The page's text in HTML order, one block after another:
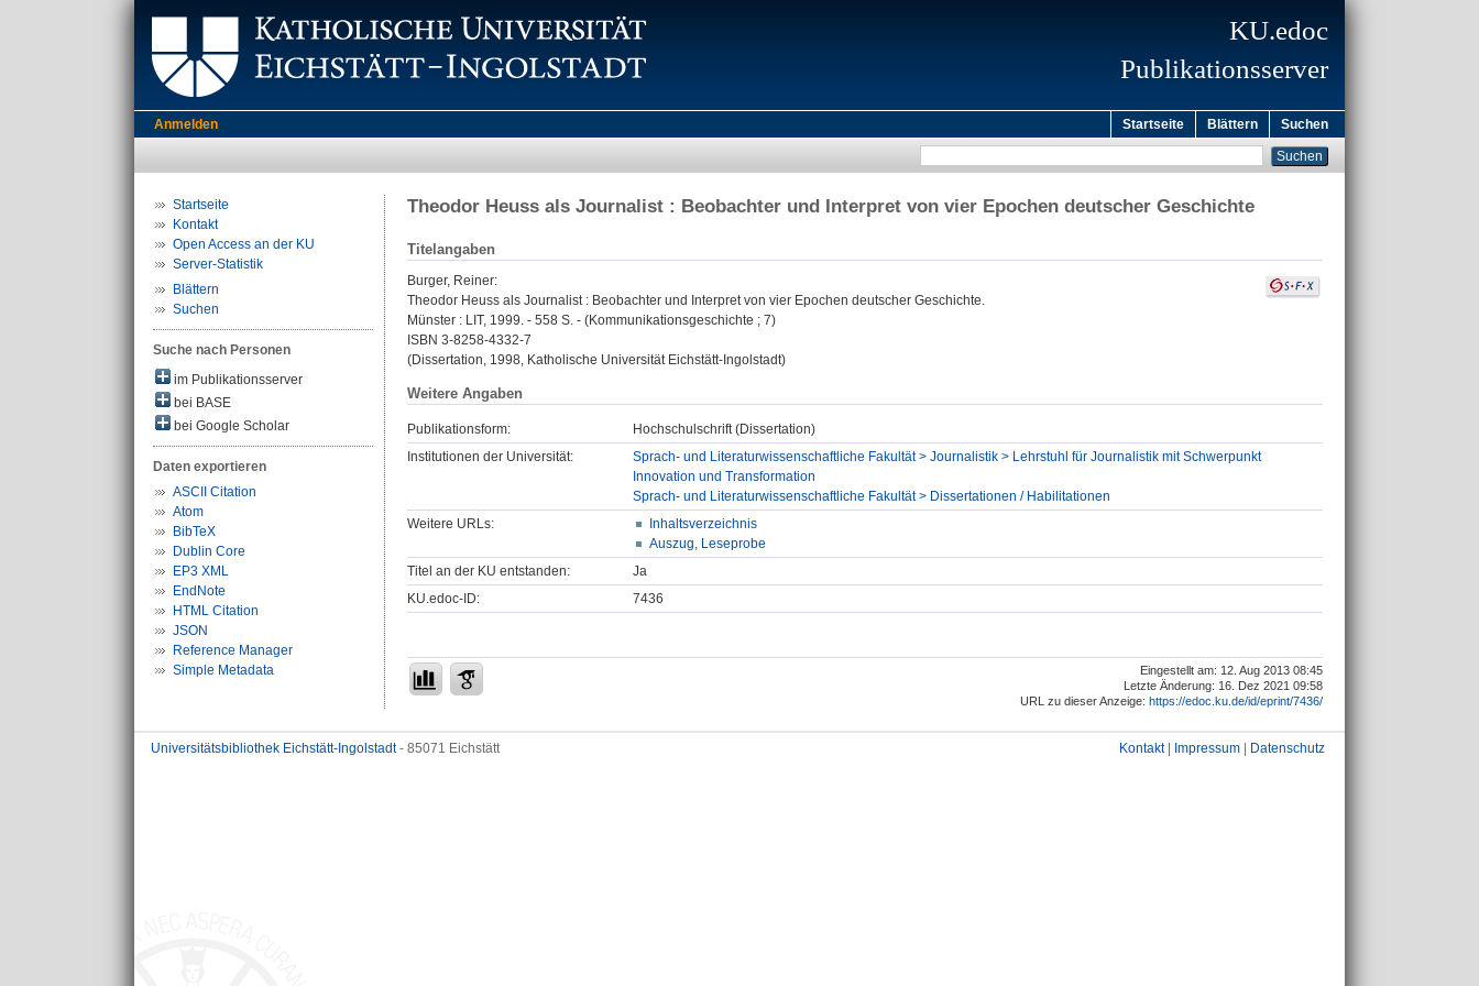
KU.edoc
Publikationsserver
Anmelden Startseite Blättern Suchen
Startseite
Kontakt
Open Access an der KU
Server-Statistik
Blättern
Suchen
Suche nach Personen
im Publikationsserver
bei BASE
bei Google Scholar
Daten exportieren
ASCII Citation
Atom
BibTeX
Dublin Core
EP3 XML
EndNote
HTML Citation
JSON
Reference Manager
Simple Metadata
Theodor Heuss als Journalist : Beobachter und Interpret von vier Epochen deutscher Geschichte
Titelangaben
Burger, Reiner:
Theodor Heuss als Journalist : Beobachter und Interpret von vier Epochen deutscher Geschichte.
Münster : LIT, 1999. - 558 S. - (Kommunikationsgeschichte ; 7)
ISBN 3-8258-4332-7
(Dissertation, 1998, Katholische Universität Eichstätt-Ingolstadt)
Weitere Angaben
Publikationsform:
Hochschulschrift (Dissertation)
Institutionen der Universität:
Sprach- und Literaturwissenschaftliche Fakultät > Journalistik > Lehrstuhl für Journalistik mit Schwerpunkt
Innovation und Transformation
Sprach- und Literaturwissenschaftliche Fakultät > Dissertationen / Habilitationen
Weitere URLs:
Inhaltsverzeichnis
Auszug, Leseprobe
Titel an der KU entstanden:
Ja
KU.edoc-ID:
7436
Eingestellt am: 12. Aug 2013 08:45
Letzte Änderung: 16. Dez 2021 09:58
URL zu dieser Anzeige: https://edoc.ku.de/id/eprint/7436/
Universitätsbibliothek Eichstätt-Ingolstadt- 85071 Eichstätt Kontakt| Impressum Datenschutz